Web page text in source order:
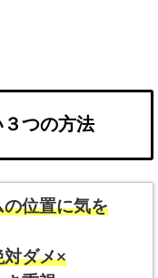
つの方法
位置に気を
対ダメ×